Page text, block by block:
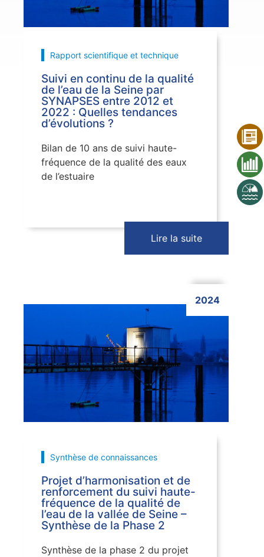
Rapport scientifique et technique
Suivi en continu de la qualité
de l’eau de la Seine par
SYNAPSES entre 2012 et
2022 : Quelles tendances
d’évolutions ?
Bilan de 10 ans de suivi haute-
fréquence de la qualité des eaux
de l’estuaire
Lire la suite
2024
Cliquer ici
Synthèse de connaissances
Projet d’harmonisation et de
renforcement du suivi haute-
fréquence de la qualité de
l’eau de la vallée de Seine –
Synthèse de la Phase 2
Synthèse de la phase 2 du projet